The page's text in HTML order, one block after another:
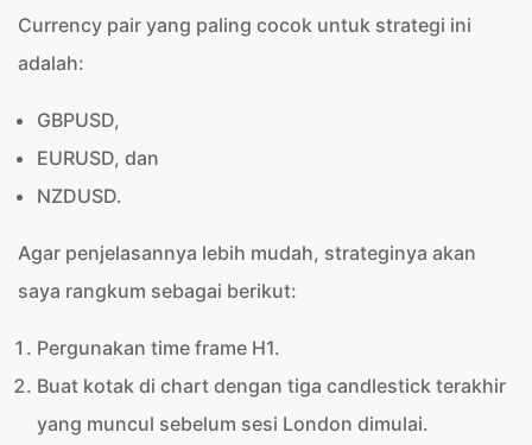
Currency pair yang paling cocok untuk strategi ini
adalah:
GBPUSD,
EURUSD, dan
NZDUSD.
Agar penjelasannya lebih mudah, strateginya akan
saya rangkum sebagai berikut:
Pergunakan time frame H1.
Buat kotak di chart dengan tiga candlestick terakhir
yang muncul sebelum sesi London dimulai.